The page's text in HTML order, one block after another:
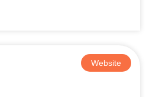
Website